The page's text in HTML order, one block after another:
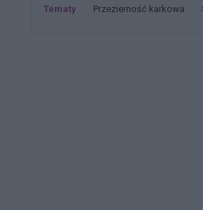
Tematy przezierność karkowa